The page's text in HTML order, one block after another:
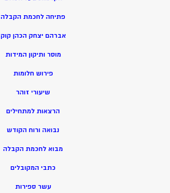
פתיחה לחכמת הקבלה
אברהם יצחק הכהן קוק
מוסר ותיקון המידות
פירוש חלומות
שיעורי זוהר
הרצאות למתחילים
נבואה ורוח הקודש
מבוא לחכמת הקבלה
כתבי המקובלים
עשר ספירות